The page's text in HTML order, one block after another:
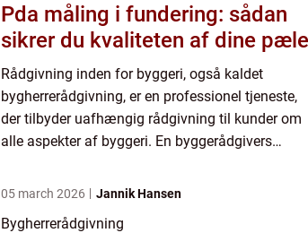
Pda måling i fundering: sådan
sikrer du kvaliteten af dine pæle
Rådgivning inden for byggeri, også kaldet
bygherrerådgivning, er en professionel tjeneste,
der tilbyder uafhængig rådgivning til kunder om
alle aspekter af byggeri. En byggerådgivers
det bedst mulige resul...
05 march 2026 Jannik Hansen
Bygherrerådgivning